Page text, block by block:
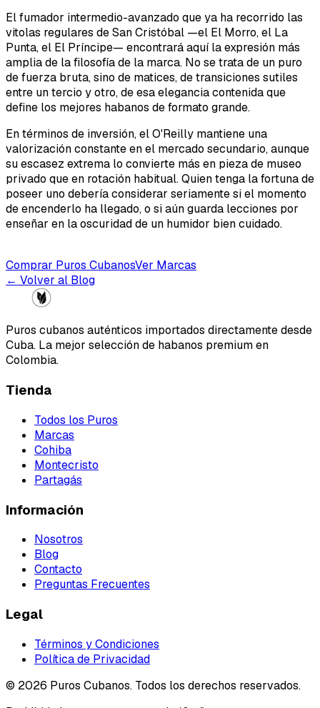
El fumador intermedio-avanzado que ya ha recorrido las
vitolas regulares de San Cristóbal —el El Morro, el La
Punta, el El Príncipe— encontrará aquí la expresión más
amplia de la filosofía de la marca. No se trata de un puro
de fuerza bruta, sino de matices, de transiciones sutiles
entre un tercio y otro, de esa elegancia contenida que
define los mejores habanos de formato grande.
En términos de inversión, el O'Reilly mantiene una
valorización constante en el mercado secundario, aunque
su escasez extrema lo convierte más en pieza de museo
privado que en rotación habitual. Quien tenga la fortuna de
poseer uno debería considerar seriamente si el momento
de encenderlo ha llegado, o si aún guarda lecciones por
enseñar en la oscuridad de un humidor bien cuidado.
Comprar Puros CubanosVer Marcas
← Volver al Blog
Puros cubanos auténticos importados directamente desde
Cuba. La mejor selección de habanos premium en
Colombia.
Tienda
Todos los Puros
Marcas
Cohiba
Montecristo
Partagás
Información
Nosotros
Blog
Contacto
Preguntas Frecuentes
Legal
Términos y Condiciones
Política de Privacidad
© 2026 Puros Cubanos. Todos los derechos reservados.